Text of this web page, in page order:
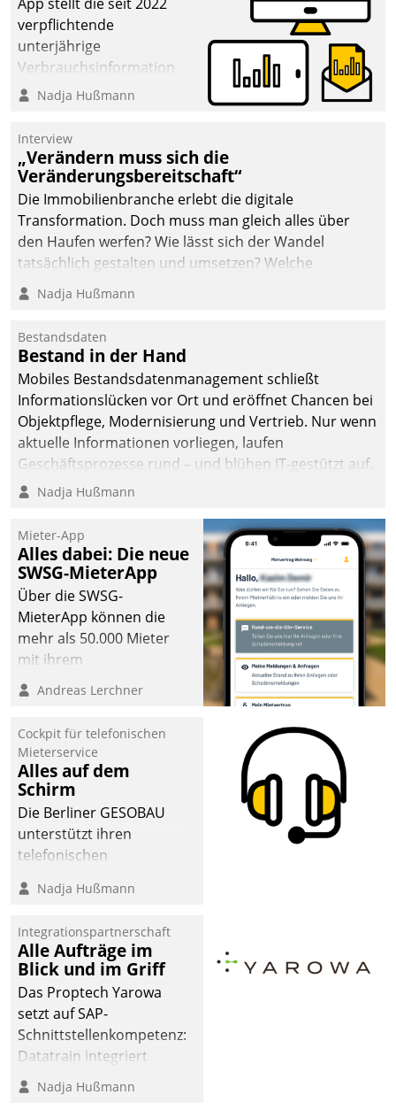
verpflichtende
unterjährige
Verbrauchsinformation
schnell, zuverlässig und
Die monatlichen
Mitteilungen zum
Heizungs- und
Wasserverbrauch gehen
automatisiert, vollständig
und auf Wunsch über
mehrere zuvor
Kommunikationswege bei
Nadja Hußmann
Interview
„Verändern muss sich die
Veränderungsbereitschaft“
Die Immobilienbranche erlebt die digitale
Transformation. Doch muss man gleich alles über
den Haufen werfen? Wie lässt sich der Wandel
tatsächlich gestalten und umsetzen? Welche
Argumente zählen wirklich?
Nadja Hußmann
Bestandsdaten
Bestand in der Hand
Mobiles Bestandsdatenmanagement schließt
Informationslücken vor Ort und eröffnet Chancen bei
Objektpflege, Modernisierung und Vertrieb. Nur wenn
aktuelle Informationen vorliegen, laufen
Geschäftsprozesse rund – und blühen IT-gestützt auf.
Nadja Hußmann
Mieter-App
Alles dabei: Die neue
SWSG-MieterApp
Über die SWSG-
MieterApp können die
mehr als 50.000 Mieter
mit ihrem
Wohnungsunternehmen
kommunizieren, auf dem
einsehen und ändern
oder
Schadensmeldungen
abgeben – rund um die
Uhr.
Andreas Lerchner
Cockpit für telefonischen
Mieterservice
Alles auf dem
Schirm
Die Berliner GESOBAU
unterstützt ihren
telefonischen
digitalen Cockpit, das
passende Fragen und
Schlagworte auswirft.
Eine intuitive
Dialogführung ermöglicht
dem externen
Serviceteam, Anrufe von
Mietenden zügiger und
effizienter zu bearbeiten.
Nadja Hußmann
Integrationspartnerschaft
Alle Aufträge im
Blick und im Griff
Das Proptech Yarowa
setzt auf SAP-
Schnittstellenkompetenz:
Datatrain integriert
Yarowas Portal zur
Vergabe und Verwaltung
Nadja Hußmann